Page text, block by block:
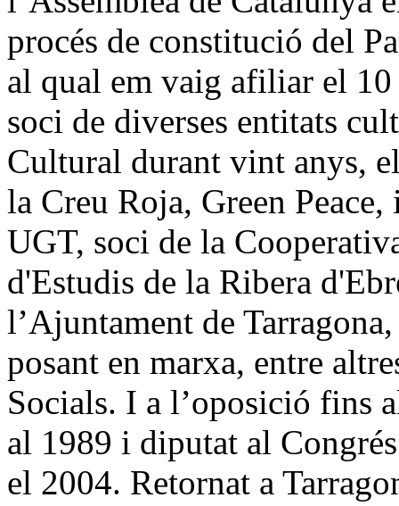
procés de constitució del
al qual em vaig afiliar el 10
soci de diverses entitats
Cultural durant vint anys,
la Creu Roja, Green
UGT, soci de la
d'Estudis de la Ribera
l’Ajuntament de
posant en marxa, entre
Socials. I a l’oposició fins
al 1989 i diputat al
el 2004. Retornat a